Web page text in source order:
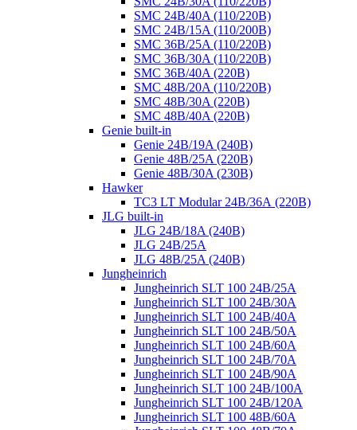
SMC 24B/40A (110/220B)
SMC 24B/15A (110/200B)
SMC 36B/25A (110/220B)
SMC 36B/30A (110/220B)
SMC 36B/40A (220B)
SMC 48B/20A (110/220B)
SMC 48B/30A (220B)
SMC 48B/40A (220B)
Genie built-in
Genie 24B/19A (240B)
Genie 48B/25A (220B)
Genie 48B/30A (230B)
Hawker
TC3 LT Modular 24В/36А (220B)
JLG built-in
JLG 24B/18A (240B)
JLG 24B/25A
JLG 48B/25A (240B)
Jungheinrich
Jungheinrich SLT 100 24B/25A
Jungheinrich SLT 100 24B/30A
Jungheinrich SLT 100 24B/40A
Jungheinrich SLT 100 24B/50A
Jungheinrich SLT 100 24B/60A
Jungheinrich SLT 100 24B/70A
Jungheinrich SLT 100 24B/90A
Jungheinrich SLT 100 24B/100A
Jungheinrich SLT 100 24B/120A
Jungheinrich SLT 100 48B/60A